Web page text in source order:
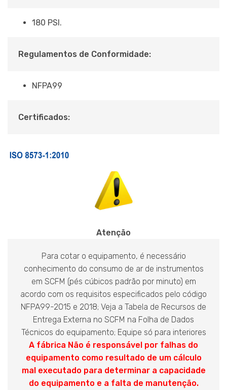
180 PSI.
Regulamentos de Conformidade:
NFPA99
Certificados:
Atenção
Para cotar o equipamento, é necessário
conhecimento do consumo de ar de instrumentos
em SCFM (pés cúbicos padrão por minuto) em
acordo com os requisitos especificados pelo código
NFPA99-2015 e 2018; Veja a Tabela de Recursos de
Entrega Externa no SCFM na Folha de Dados
Técnicos do equipamento; Equipe só para interiores
A fábrica Não é responsável por falhas do
equipamento como resultado de um cálculo
mal executado para determinar a capacidade
do equipamento e a falta de manutenção.